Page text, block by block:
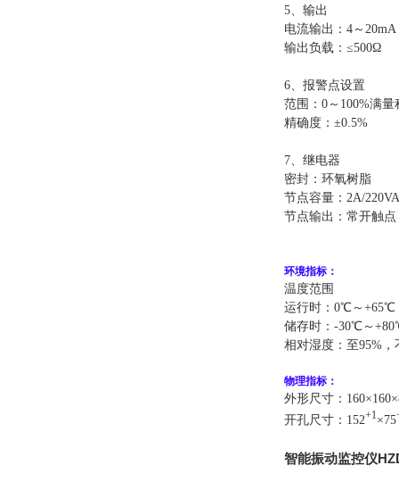
5、输出
电流输出：4～20mA
输出负载：≤500Ω
6、报警点设置
范围：0～100%满量
精确度：±0.5%
7、继电器
密封：环氧树脂
节点容量：2A/
节点输出：常开触点
环境指标：
温度范围
运行时：0℃～+65℃
储存时：-30℃～
相对湿度：至95%，
物理指标：
外形尺寸：
开孔尺寸：152+1×75
智能振动监控仪